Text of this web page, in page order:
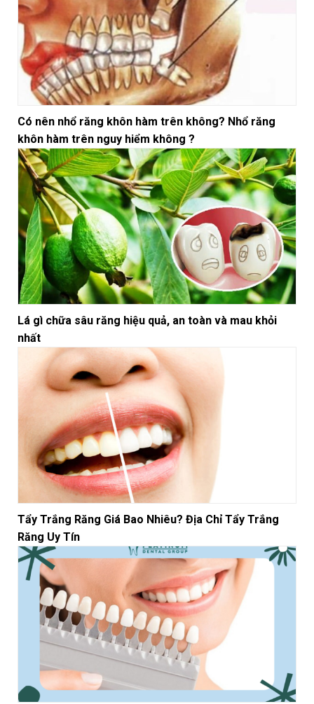
Có nên nhổ răng khôn hàm trên không? Nhổ răng
khôn hàm trên nguy hiểm không ?
Lá gì chữa sâu răng hiệu quả, an toàn và mau khỏi
nhất
Tẩy Trắng Răng Giá Bao Nhiêu? Địa Chỉ Tẩy Trắng
Răng Uy Tín